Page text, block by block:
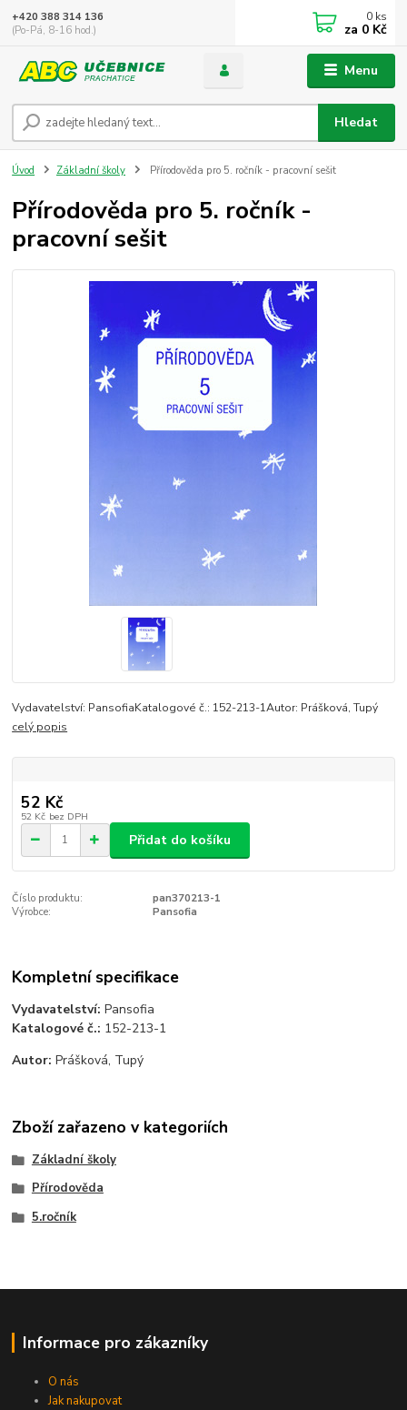
Menu
Hledat
+420 388 314 136
(Po-Pá, 8-16 hod.)
0 ks
za 0 Kč
Úvod Základní školy Přírodověda pro 5. ročník - pracovní sešit
Přírodověda pro 5. ročník -
pracovní sešit
Vydavatelství: PansofiaKatalogové č.: 152-213-1Autor: Prášková, Tupý
celý popis
52 Kč
52 Kč bez DPH
Přidat do košíku
Číslo produktu:
pan370213-1
Výrobce:
Pansofia
Kompletní specifikace
Vydavatelství:Pansofia
Katalogové č.: 152-213-1
Autor: Prášková, Tupý
Zboží zařazeno v kategoriích
Základní školy
Přírodověda
5.ročník
Informace pro zákazníky
O nás
Jak nakupovat